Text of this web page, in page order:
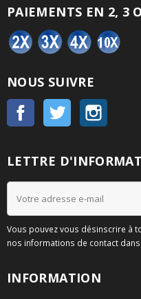
PAIEMENTS EN 2, 3
NOUS SUIVRE
Facebook Twitter
LETTRE
Vous pouvez vous désinscrire à
nos informations de contact
INFORMATION